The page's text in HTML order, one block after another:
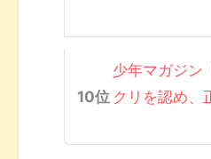
少年マガジン
クリを認め、